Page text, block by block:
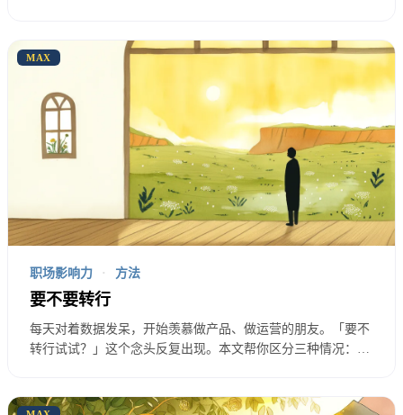
同期的人都转管理了，你不转好像落后了。
这个理由是不好的。
别人适合什么和你适合什么是两回事。
“因为老板让我转。”
老板看好你，想让你带团队。
这是一个好信号。
但老板看好不等于你适合。
团队产出。
MAX
职场影响力 · 方法
要不要转行
每天对着数据发呆，开始羡慕做产品、做运营的朋友。「要不
转行试试？」这个念头反复出现。本文帮你区分三种情况：真
决的问题。